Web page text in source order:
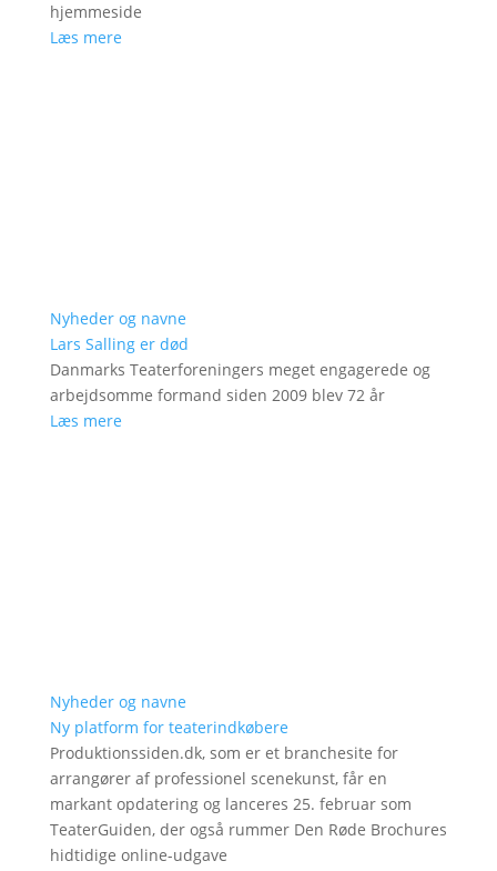
hjemmeside
Læs mere
Nyheder og navne
Lars Salling er død
Danmarks Teaterforeningers meget engagerede og
arbejdsomme formand siden 2009 blev 72 år
Læs mere
Nyheder og navne
Ny platform for teaterindkøbere
Produktionssiden.dk, som er et branchesite for
arrangører af professionel scenekunst, får en
markant opdatering og lanceres 25. februar som
TeaterGuiden, der også rummer Den Røde Brochures
hidtidige online-udgave